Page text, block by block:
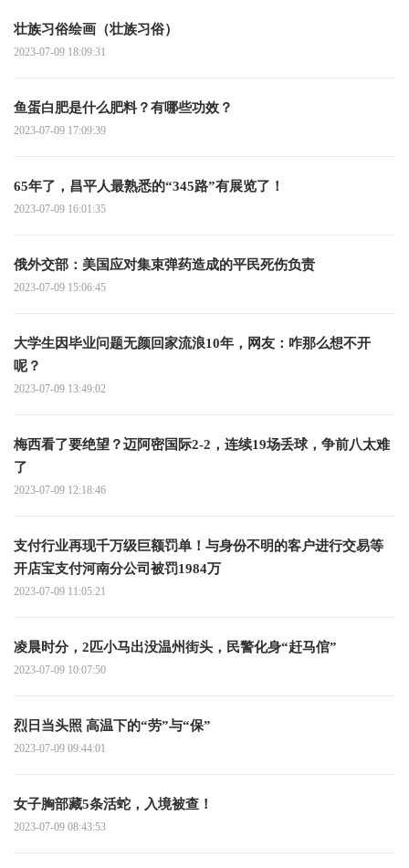
壮族习俗绘画（壮族习俗）
2023-07-09 18:09:31
鱼蛋白肥是什么肥料？有哪些功效？
2023-07-09 17:09:39
65年了，昌平人最熟悉的“345路”有展览了！
2023-07-09 16:01:35
俄外交部：美国应对集束弹药造成的平民死伤负责
2023-07-09 15:06:45
大学生因毕业问题无颜回家流浪10年，网友：咋那么想不开
呢？
2023-07-09 13:49:02
梅西看了要绝望？迈阿密国际2-2，连续19场丢球，争前八太难
了
2023-07-09 12:18:46
支付行业再现千万级巨额罚单！与身份不明的客户进行交易等
开店宝支付河南分公司被罚1984万
2023-07-09 11:05:21
凌晨时分，2匹小马出没温州街头，民警化身“赶马倌”
2023-07-09 10:07:50
烈日当头照 高温下的“劳”与“保”
2023-07-09 09:44:01
女子胸部藏5条活蛇，入境被查！
2023-07-09 08:43:53